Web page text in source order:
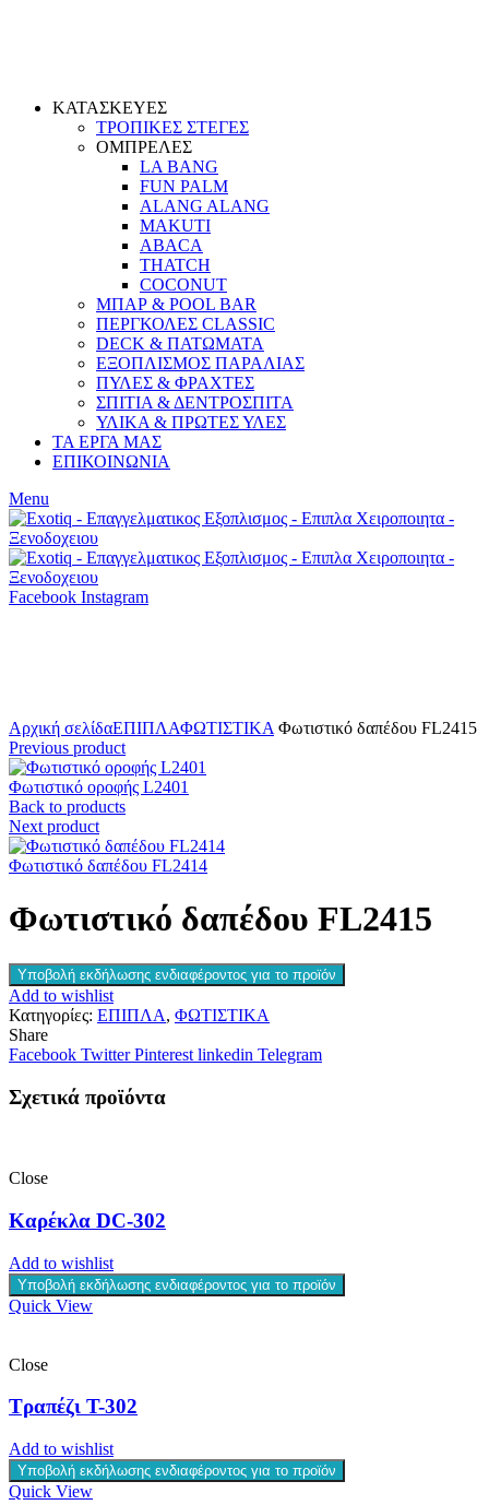
ΚΑΤΑΣΚΕΥΕΣ
ΤΡΟΠΙΚΕΣ ΣΤΕΓΕΣ
ΟΜΠΡΕΛΕΣ
LA BANG
FUN PALM
ALANG ALANG
MAKUTI
ABACA
THATCH
COCONUT
ΜΠΑΡ & POOL BAR
ΠΕΡΓΚΟΛΕΣ CLASSIC
DECK & ΠΑΤΩΜΑΤΑ
ΕΞΟΠΛΙΣΜΟΣ ΠΑΡΑΛΙΑΣ
ΠΥΛΕΣ & ΦΡΑΧΤΕΣ
ΣΠΙΤΙΑ & ΔΕΝΤΡΟΣΠΙΤΑ
ΥΛΙΚΑ & ΠΡΩΤΕΣ ΥΛΕΣ
ΤΑ ΕΡΓΑ ΜΑΣ
ΕΠΙΚΟΙΝΩΝΙΑ
Menu
Facebook Instagram
Αρχική σελίδαΕΠΙΠΛΑΦΩΤΙΣΤΙΚΑ Φωτιστικό δαπέδου FL2415
Previous product
Φωτιστικό οροφής L2401
Back to products
Next product
Φωτιστικό δαπέδου FL2414
Φωτιστικό δαπέδου FL2415
Υποβολή εκδήλωσης ενδιαφέροντος για το προϊόν
Add to wishlist
Κατηγορίες: ΕΠΙΠΛΑ, ΦΩΤΙΣΤΙΚΑ
Share
Facebook Twitter Pinterest linkedin Telegram
Σχετικά προϊόντα
Close
Καρέκλα DC-302
Add to wishlist
Υποβολή εκδήλωσης ενδιαφέροντος για το προϊόν
Quick View
Close
Τραπέζι T-302
Add to wishlist
Υποβολή εκδήλωσης ενδιαφέροντος για το προϊόν
Quick View